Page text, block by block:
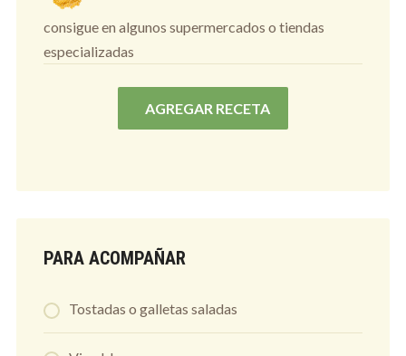
consigue en algunos supermercados o tiendas
especializadas
AGREGAR RECETA
PARA ACOMPAÑAR
Tostadas o galletas saladas